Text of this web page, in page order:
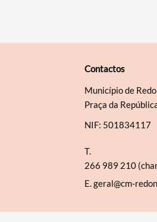
Contactos
Município de
Praça da
NIF: 501834117
T.
266 989 210
E.geral@cm-